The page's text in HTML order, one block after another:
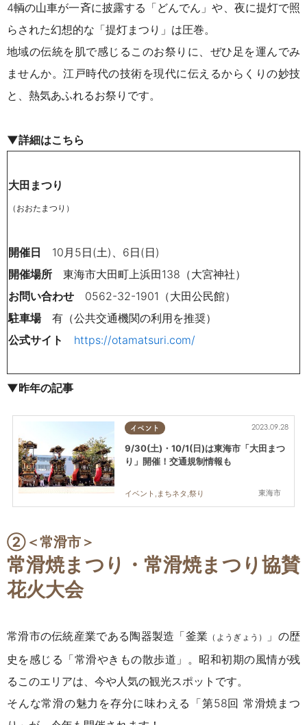
4輌の山車が一斉に披露する「どんでん」や、夜に提灯で照
らされた幻想的な「提灯まつり」は圧巻。
地域の伝統を肌で感じるこのお祭りに、ぜひ足を運んでみ
ませんか。江戸時代の技術を現代に伝えるからくりの妙技
と、熱気あふれるお祭りです。
▼詳細はこちら
大田まつり
（おおたまつり）
開催日 10月5日(土)、6日(日)
開催場所
東海市大田町上浜田138（大宮神社）
お問い合わせ
0562-32-1901（大田公民館）
駐車場
有（公共交通機関の利用を推奨）
公式サイト
https://otamatsuri.com/
▼昨年の記事
イベント
東海市
2023.09.28
9/30(土)・10/1(日)は東海市「大田まつ
り」開催！交通規制情報も
イベント,まちネタ,祭り
② ＜常滑市＞
常滑焼まつり・常滑焼まつり協賛
花火大会
常滑市の伝統産業である陶器製造「釜業 （ようぎょう）
」の歴
史を感じる「常滑やきもの散歩道」。昭和初期の風情が残
るこのエリアは、今や人気の観光スポットです。
そんな常滑の魅力を存分に味わえる「第58回 常滑焼まつ